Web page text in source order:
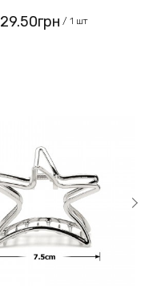
29.50грн / 1 шт